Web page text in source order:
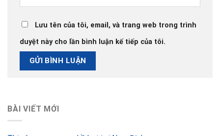
Lưu tên của tôi, email, và trang web trong trình
duyệt này cho lần bình luận kế tiếp của tôi.
BÀI VIẾT MỚI